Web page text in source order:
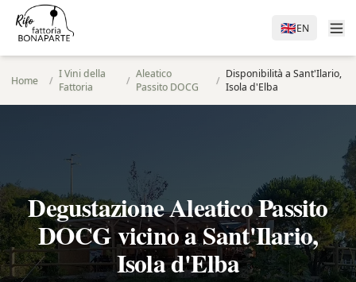
🇬🇧EN
Home / I Vini della
Fattoria
/ Aleatico
Passito DOCG
/ Disponibilità a Sant'Ilario,
Isola d'Elba
Degustazione Aleatico Passito
DOCG vicino a Sant'Ilario,
Isola d'Elba